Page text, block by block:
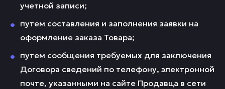
учетной записи;
путем составления и заполнения заявки на
оформление заказа Товара;
путем сообщения требуемых для заключения
Договора сведений по телефону, электронной
почте, указанными на сайте Продавца в сети